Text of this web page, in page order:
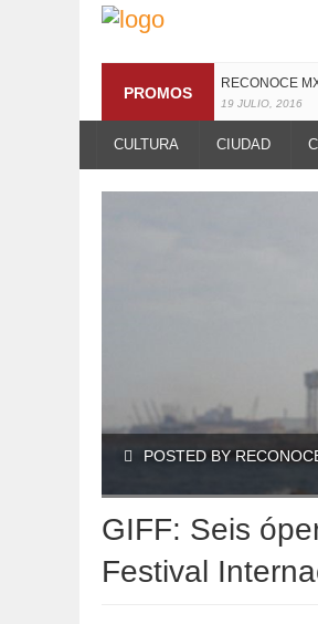
PROMOS
¡TE
13 MARZO, 2019
RECONOCE
CULTURA CIUDAD
POSTED BY
GIFF: Seis
Festival